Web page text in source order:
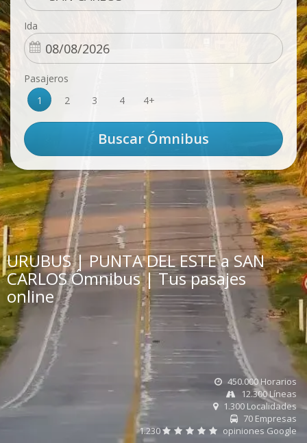
Ida
Pasajeros
1
2 3 4 4+
URUBUS | PUNTA DEL ESTE a SAN
CARLOS Ómnibus | Tus pasajes
online
450.000 Horarios
12.300 Líneas
1.300 Localidades
70 Empresas
1.230
opiniones Google